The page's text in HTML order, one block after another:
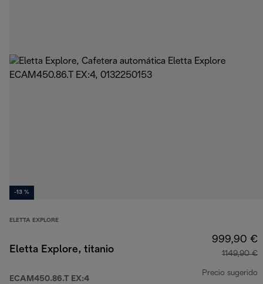
-13 %
ELETTA EXPLORE
Eletta Explore, titanio
ECAM450.86.T EX:4
999,90 €
1149,90 €
Precio sugerido